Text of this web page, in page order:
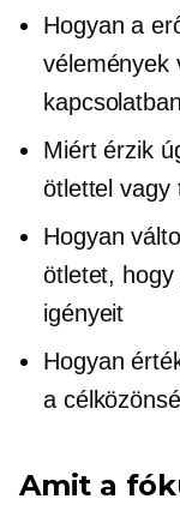
Hogyan a
vélemények
kapcsolatban
Miért érzik
ötlettel vagy
Hogyan
ötletet, hogy
igényeit
Hogyan
a
Amit a